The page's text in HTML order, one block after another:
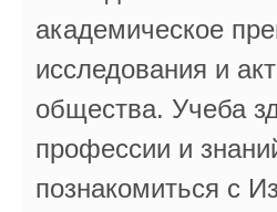
академическое
исследования и
общества. Учеба
профессии и
познакомиться с